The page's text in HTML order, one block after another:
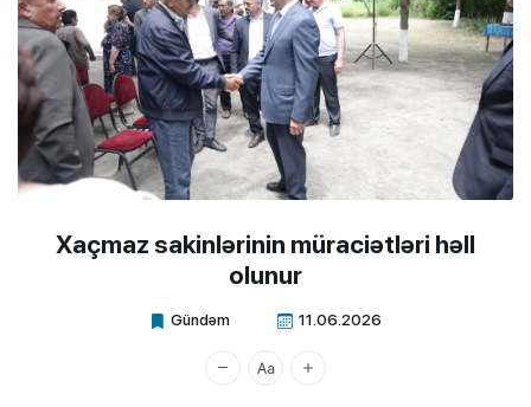
Xaçmaz sakinlərinin müraciətləri həll
olunur
Gündəm 11.06.2026
Xalq.Online